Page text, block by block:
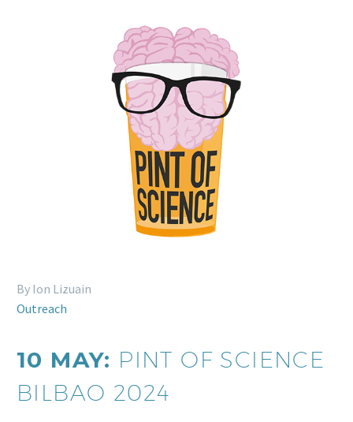
By Ion Lizuain
Outreach
10 MAY: PINT OF SCIENCE
BILBAO 2024